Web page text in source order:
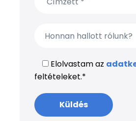
Elolvastam az
feltételeket.*